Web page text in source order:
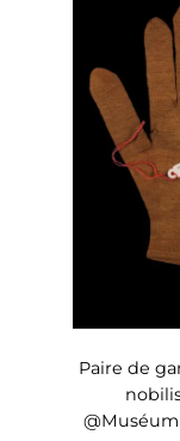
Paire de